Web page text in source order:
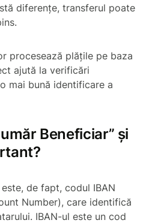
diferențe, transferul poate
procesează plățile pe baza
ajută la verificări
mai bună identificare a
Beneficiar” și
este, de fapt, codul IBAN
Number), care identifică
IBAN-ul este un cod